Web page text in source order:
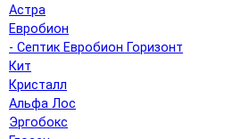
Астра
Евробион
- Септик Евробион Горизонт
Кит
Кристалл
Альфа Лос
Эргобокс